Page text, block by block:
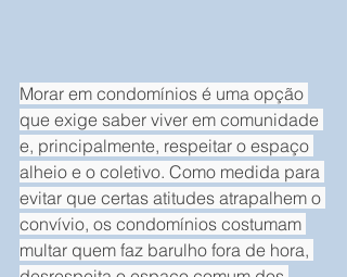
Morar em condomínios é uma opção
que exige saber viver em comunidade
e, principalmente, respeitar o espaço
alheio e o coletivo. Como medida para
evitar que certas atitudes atrapalhem o
convívio, os condomínios costumam
multar quem faz barulho fora de hora,